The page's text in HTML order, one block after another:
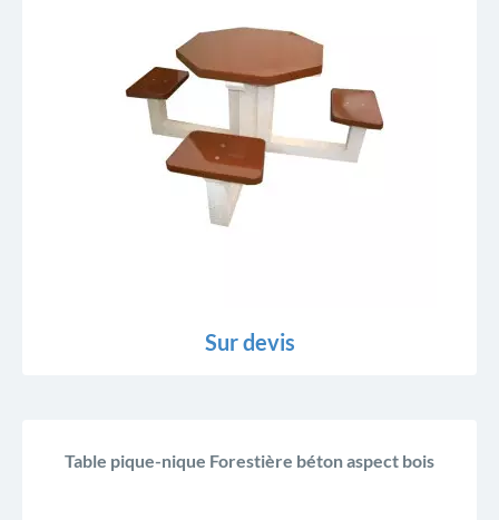
Sur devis
Table pique-nique Forestière béton aspect bois